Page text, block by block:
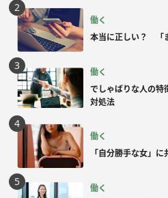
働く
本当に正しい？ 「
働く
でしゃばりな人の特
対処法
働く
「自分勝手な女」
働く